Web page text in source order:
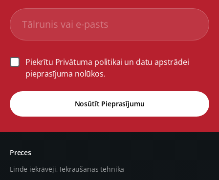
Piekrītu Privātuma politikai un datu apstrādei
pieprasījuma nolūkos.
Nosūtīt Pieprasījumu
Preces
Linde iekrāvēji, Iekraušanas tehnika